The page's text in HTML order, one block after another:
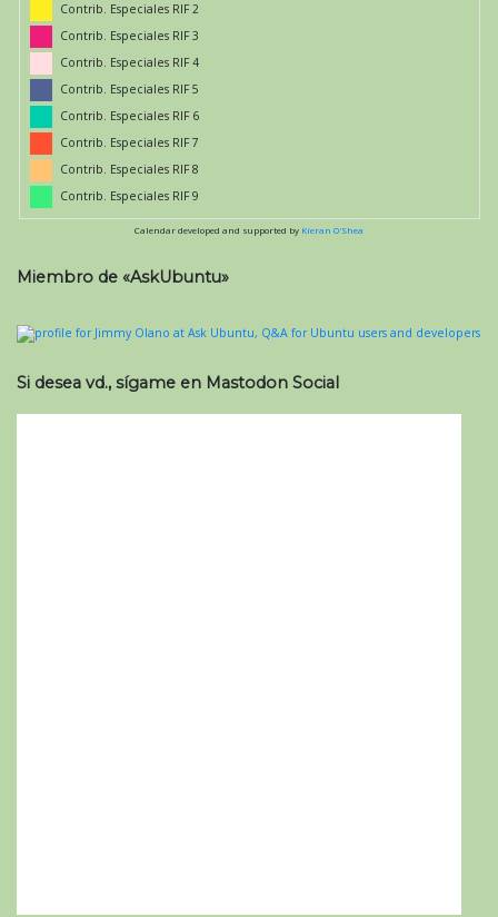
Contrib. Especiales RIF 2
Contrib. Especiales RIF 3
Contrib. Especiales RIF 4
Contrib. Especiales RIF 5
Contrib. Especiales RIF 6
Contrib. Especiales RIF 7
Contrib. Especiales RIF 8
Contrib. Especiales RIF 9
Calendar developed and supported by Kieran O'Shea
Miembro de «AskUbuntu»
Si desea vd., sígame en Mastodon Social